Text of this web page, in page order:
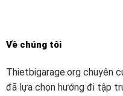
Về chúng tôi
Thietbigarage.org chuyên
đã lựa chọn hướng đi tập